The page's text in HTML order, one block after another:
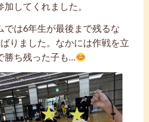
してくれました。
では6年生が最後まで残るな
りました。なかには作戦を立
勝ち残った子も…